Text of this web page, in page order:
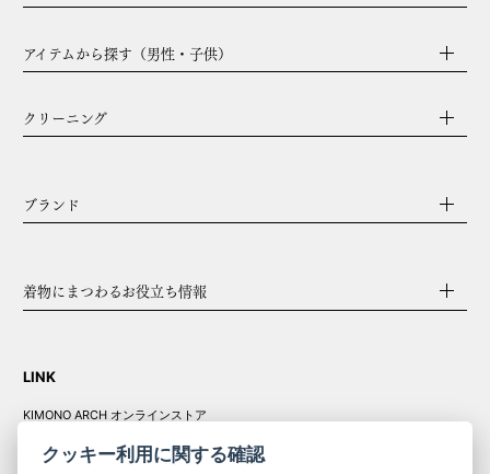
アイテムから探す（男性・子供）
クリーニング
ブランド
着物にまつわるお役立ち情報
LINK
KIMONO ARCH オンラインストア
クッキー利用に関する確認